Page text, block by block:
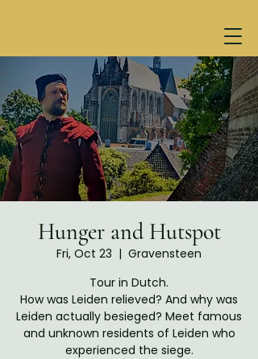
Hunger and Hutspot
Fri, Oct 23
  |
Gravensteen
Tour in Dutch.
How was Leiden relieved? And why was
Leiden actually besieged? Meet famous
and unknown residents of Leiden who
experienced the siege.